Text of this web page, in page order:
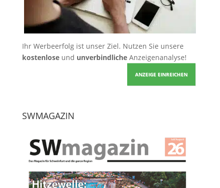
Ihr Werbeerfolg ist unser Ziel. Nutzen Sie unsere
kostenloseund unverbindlicheAnzeigenanalyse!
ANZEIGE EINREICHEN
SWMAGAZIN